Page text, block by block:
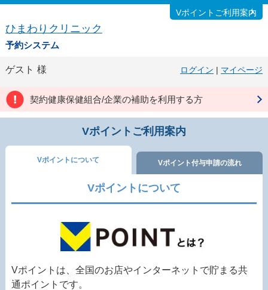
ひまわりクリニック
予約システム
Vポイントご利用案内
ゲスト 様 ログイン | マイページ
契約健康保健組合/企業の補助を利用する方
Vポイントご利用案内
Vポイントについて Vポイント付与申請の流れ
Vポイントについて
Vポイントは、全国のお店やインターネットで貯まる共
通ポイントです。